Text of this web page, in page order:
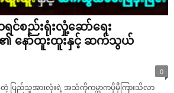
င်စည်းရုံးလှုံ့ဆော်ရေး
၏ နော်ထူးထူးနှင့် ဆက်သွယ်
0
တဲ့ ပြည်သူအားလုံးရဲ့ အသံကိုကမ္ဘာကပိုမိုကြားသိလာ